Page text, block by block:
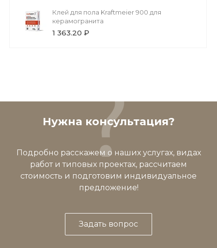
Клей для пола Kraftmeier 900 для
керамогранита
1 363.20 ₽
Нужна консультация?
Подробно расскажем о наших услугах, видах
работ и типовых проектах, рассчитаем
стоимость и подготовим индивидуальное
предложение!
Задать вопрос